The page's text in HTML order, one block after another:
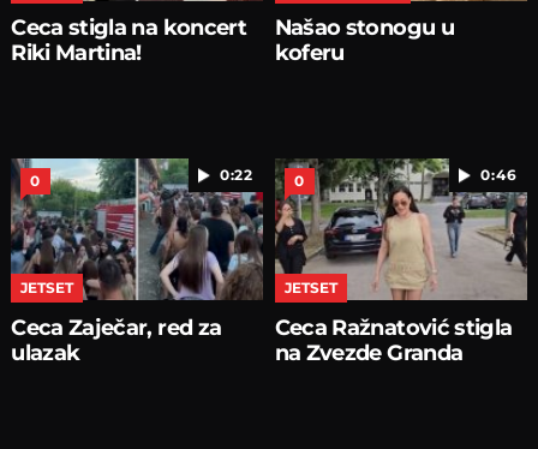
Ceca stigla na koncert
Riki Martina!
Našao stonogu u
koferu
0:22
0
JETSET
Ceca Zaječar, red za
ulazak
0:46
0
JETSET
Ceca Ražnatović stigla
na Zvezde Granda